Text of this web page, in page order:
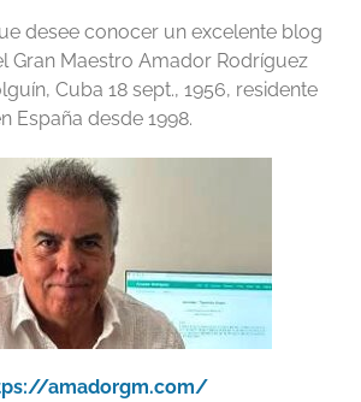
desee conocer un excelente blog
Gran Maestro Amador Rodríguez
Cuba 18 sept., 1956, residente
España desde 1998.
amadorgm.com/